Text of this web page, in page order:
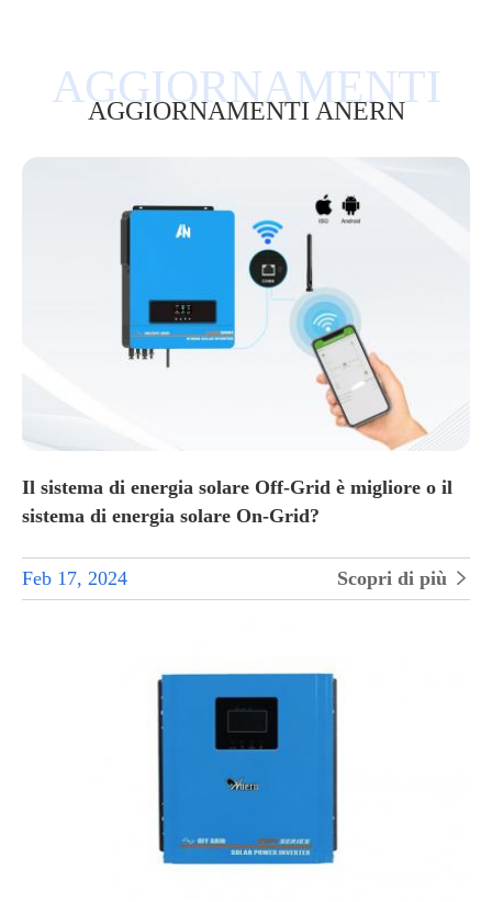
AGGIORNAMENTI ANERN
Il sistema di energia solare Off-Grid è migliore o il
sistema di energia solare On-Grid?
Feb 17, 2024 Scopri di più 